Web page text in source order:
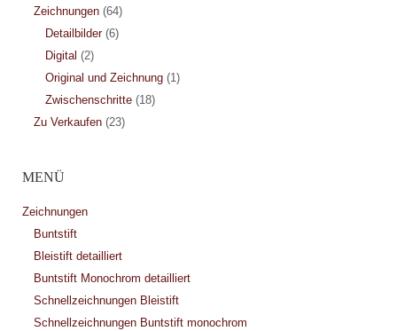
Zeichnungen(64)
Detailbilder(6)
Digital (2)
Original und Zeichnung(1)
Zwischenschritte(18)
Zu Verkaufen(23)
MENÜ
Zeichnungen
Buntstift
Bleistift detailliert
Buntstift Monochrom detailliert
Schnellzeichnungen Bleistift
Schnellzeichnungen Buntstift monochrom